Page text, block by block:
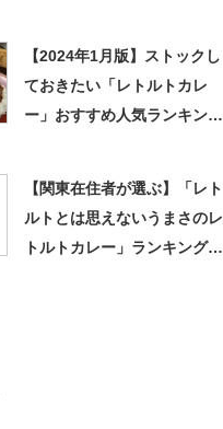
【2024年1月版】ストックし
ておきたい「レトルトカレ
ー」おすすめ人気ランキング
【関東在住者が選ぶ】「レト
ルトとは思えないうまさのレ
トルトカレー」ランキング